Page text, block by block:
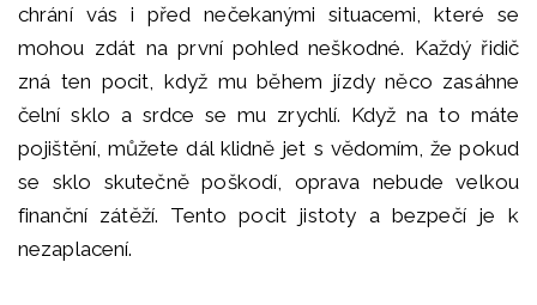
chrání vás i před nečekanými situacemi, které se
mohou zdát na první pohled neškodné. Každý řidič
zná ten pocit, když mu během jízdy něco zasáhne
čelní sklo a srdce se mu zrychlí. Když na to máte
pojištění, můžete dál klidně jet s vědomím, že pokud
se sklo skutečně poškodí, oprava nebude velkou
finanční zátěží. Tento pocit jistoty a bezpečí je k
nezaplacení.